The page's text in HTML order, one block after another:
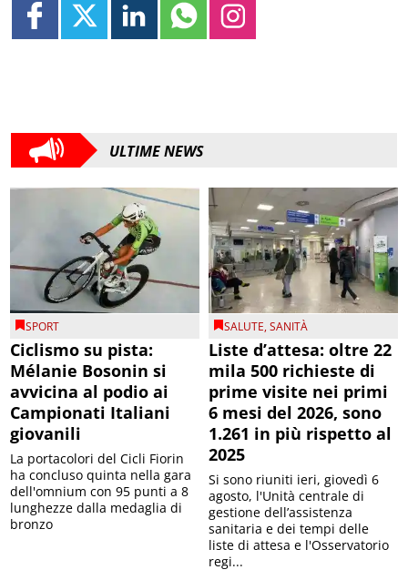
ULTIME NEWS
SPORT
Ciclismo su pista:
Mélanie Bosonin si
avvicina al podio ai
Campionati Italiani
giovanili
La portacolori del Cicli Fiorin
ha concluso quinta nella gara
dell'omnium con 95 punti a 8
lunghezze dalla medaglia di
bronzo
SALUTE,SANITÀ
Liste d’attesa: oltre 22
mila 500 richieste di
prime visite nei primi
6 mesi del 2026, sono
1.261 in più rispetto al
2025
Si sono riuniti ieri, giovedì 6
agosto, l'Unità centrale di
gestione dell’assistenza
sanitaria e dei tempi delle
liste di attesa e l'Osservatorio
regi...